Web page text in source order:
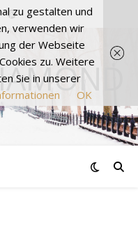
zu gestalten und
verwenden wir
der Webseite
zu. Weitere
Sie in unserer
OK